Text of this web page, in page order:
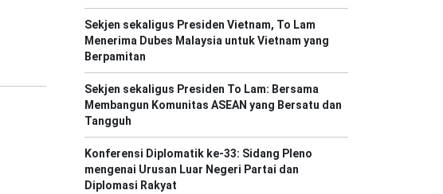
Sekjen sekaligus Presiden Vietnam, To Lam
Menerima Dubes Malaysia untuk Vietnam yang
Berpamitan
Sekjen sekaligus Presiden To Lam: Bersama
Membangun Komunitas ASEAN yang Bersatu dan
Tangguh
Konferensi Diplomatik ke-33: Sidang Pleno
mengenai Urusan Luar Negeri Partai dan
Diplomasi Rakyat